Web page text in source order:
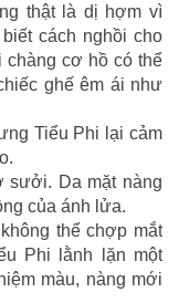
thật là dị hợm vì
cách nghồi cho
chàng cơ hồ có thể
ghế êm ái như
Tiểu Phi lại cảm
sưởi. Da mặt nàng
của ánh lửa.
thể chợp mắt
Phi lằnh lặn một
màu, nàng mới